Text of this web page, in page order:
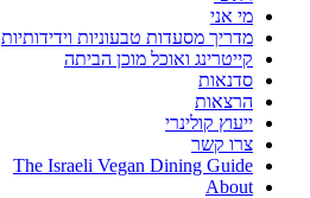
מי אני
מדריך מסעדות טבעוניות וידידותיות
קייטרינג ואוכל מוכן הביתה
סדנאות
הרצאות
ייעוץ קולינרי
צרו קשר
The Israeli Vegan Dining Guide
About